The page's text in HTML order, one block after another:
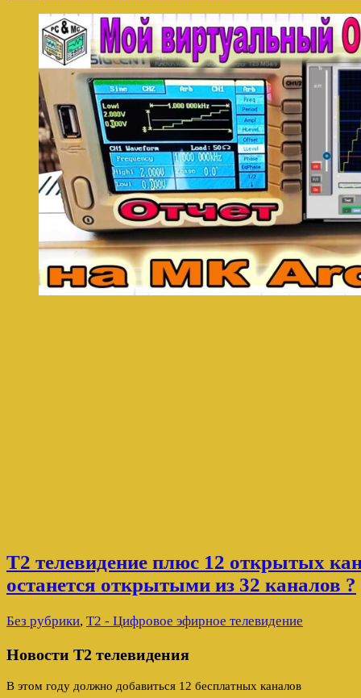
Т2 телевидение плюс 12 открытых
останется открытыми из 32 каналов ?
Без рубрики, Т2 - Цифровое эфирное телевидение
Новости Т2 телевидения
В этом году должно добавиться 12 бесплатных каналов